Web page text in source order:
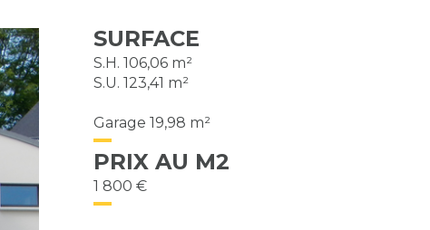
SURFACE
S.H. 106,06 m²
S.U. 123,41 m²
Garage 19,98 m²
PRIX AU M2
1 800 €